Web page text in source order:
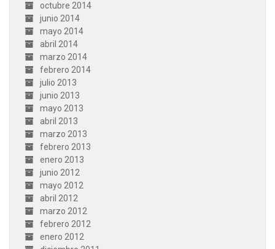
octubre 2014
junio 2014
mayo 2014
abril 2014
marzo 2014
febrero 2014
julio 2013
junio 2013
mayo 2013
abril 2013
marzo 2013
febrero 2013
enero 2013
junio 2012
mayo 2012
abril 2012
marzo 2012
febrero 2012
enero 2012